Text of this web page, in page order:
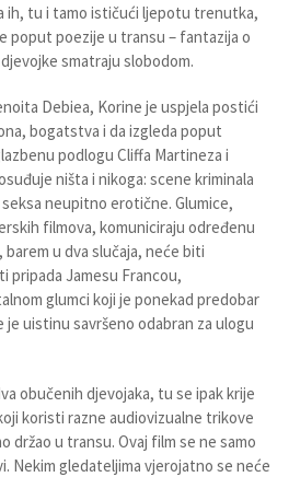
ih, tu i tamo ističući ljepotu trenutka,
poput poezije u transu – fantazija o
smatraju slobodom.
Debiea, Korine je uspjela postići
bogatstva i da izgleda poput
podlogu Cliffa Martineza i
ništa i nikoga: scene kriminala
neupitno erotične. Glumice,
filmova, komuniciraju određenu
u dva slučaja, neće biti
pripada Jamesu Francou,
glumci koji je ponekad predobar
je uistinu savršeno odabran za ulogu
obučenih djevojaka, tu se ipak krije
koristi razne audiovizualne trikove
držao u transu. Ovaj film se ne samo
Nekim gledateljima vjerojatno se neće